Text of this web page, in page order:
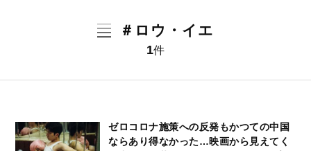
＃ロウ・イエ
1件
ゼロコロナ施策への反発もかつての中国
ならあり得なかった…映画から見えてく